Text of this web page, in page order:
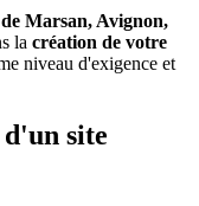
Marsan, Avignon,
la création de votre
niveau d'exigence et
site